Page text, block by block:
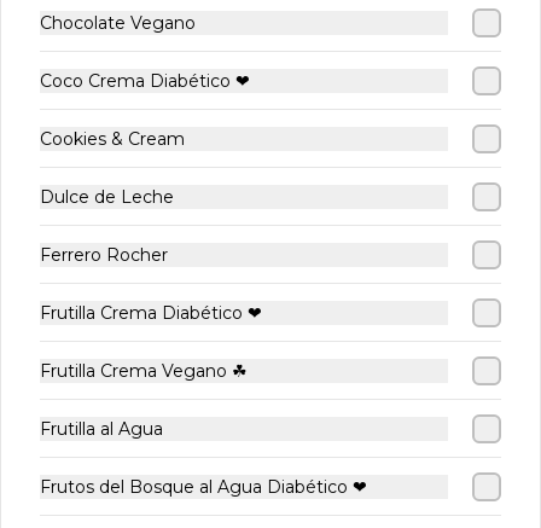
Crepe Manjar
$8.900
Crepe Manjar
Crepe
Mix
$10.900
PASTELERÍA & BOLLERÍA 🥮
Barquillos
Artesanales
Brownie con
Nueces
Chocolate Vegano
Coco Crema Diabético ❤
Cookies & Cream
Dulce de Leche
Ferrero Rocher
Frutilla Crema Diabético ❤
Frutilla Crema Vegano ☘
Frutilla al Agua
Frutos del Bosque al Agua Diabético ❤